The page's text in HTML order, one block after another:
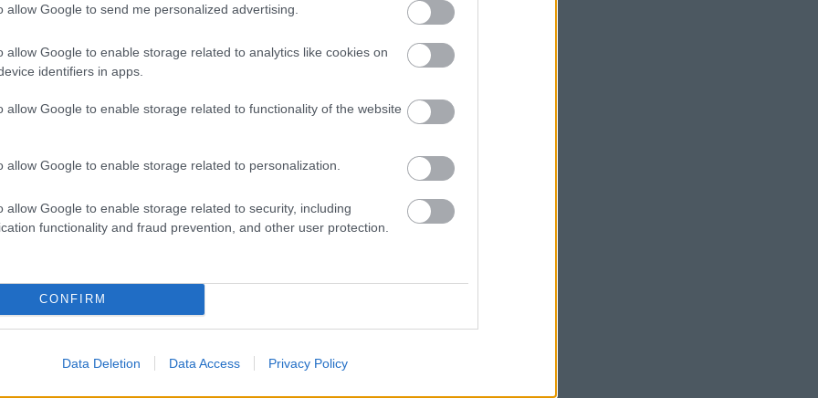
allow Google to send me personalized advertising.
allow Google to enable storage related to analytics like cookies on
identifiers in apps.
allow Google to enable storage related to functionality of the website
allow Google to enable storage related to personalization.
allow Google to enable storage related to security, including
functionality and fraud prevention, and other user protection.
CONFIRM
Data Deletion Data Access Privacy Policy
mozi vicces
pletyka meg miegymás....
hogy a Ticketpro Február 20.-tól kezdi árulni
Őfelsége koncertjére a jegyeket, nem
Parkban. Jegyek 15-30 e Ft között vannak
(állóhely) de 110-ért VIP csomagot…
tovább »
Tetszik 0
Kedvenc Játék!
Szerintetek.....
silentdiszno:
poprocks:@saymyname: Köszönöm:)
poprocks:@VVega: Wolfmother jó!
Yeahs, Placebo
saymyname: